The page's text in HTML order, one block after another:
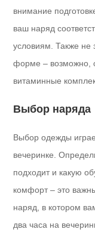
внимание
ваш наряд
условиям. Также не
форме – возможно,
витаминные
Выбор наряда
Выбор одежды
вечеринке.
подходит и какую
комфорт – это
наряд, в котором
два часа на